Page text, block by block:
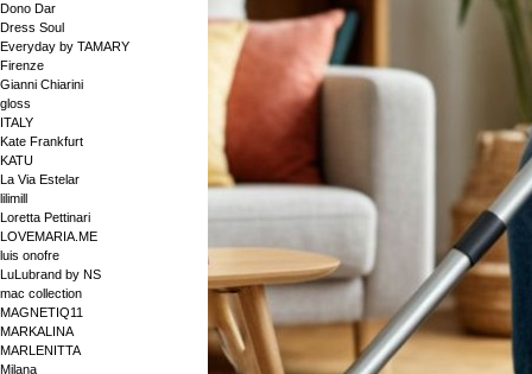
Dono Dar
Dress Soul
Everyday by TAMARY
Firenze
Gianni Chiarini
gloss
ITALY
Kate Frankfurt
KATU
La Via Estelar
lilimill
Loretta Pettinari
LOVEMARIA.ME
luis onofre
LuLubrand by NS
mac collection
MAGNETIQ11
MARKALINA
MARLENITTA
Milana